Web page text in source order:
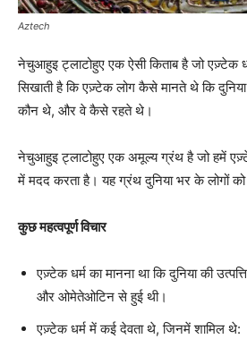
Aztech
नेचुआहुइ ट्लाटोहुए एक ऐसी किताब है जो एज़्टेक
सिखाती है कि एज़्टेक लोग कैसे मानते थे कि
कौन थे, और वे कैसे रहते थे।
नेचुआहुइ ट्लाटोहुए एक अमूल्य ग्रंथ है जो हमें
में मदद करता है। यह ग्रंथ दुनिया भर के लोगों को
कुछ महत्वपूर्ण विचार
एज़्टेक धर्म का मानना ​​था कि दुनिया की
और ओमेतेओटिन से हुई थी।
एज़्टेक धर्म में कई देवता थे, जिनमें शामिल थे: